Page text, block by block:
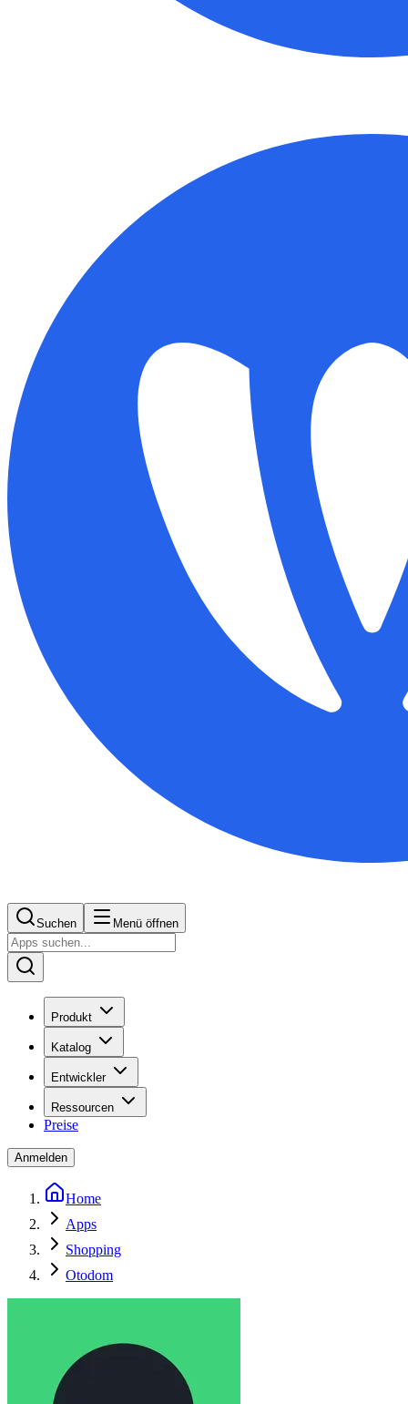
Suchen Menü öffnen
Produkt
Katalog
Entwickler
Ressourcen
Preise
Anmelden
Home
Apps
Shopping
Otodom